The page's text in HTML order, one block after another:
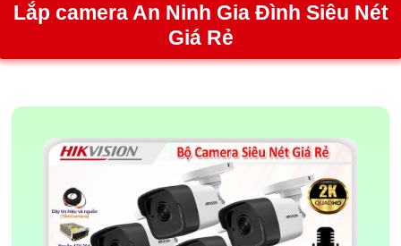
Lắp camera An Ninh Gia Đình Siêu Nét
Giá Rẻ